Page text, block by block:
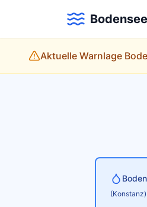
Bodensee
Aktuelle Warnlage
(Konstanz)